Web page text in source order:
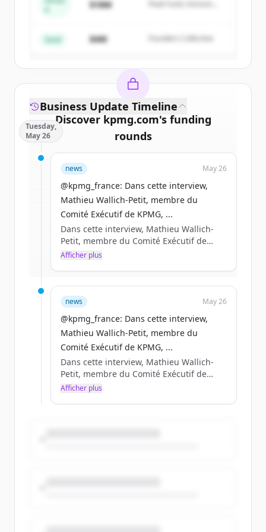
Create Free Account
Vous avez déjà un compte ? Se connecter
$18M
Peak Fund, Horizon
Seed $4M Founders Collective
Discover kpmg.com's funding
rounds
Sign up for free to view allfunding
rounds
New accounts include trial credits to
get started.
Create Free Account
Vous avez déjà un compte ?
Business Update Timeline
Tuesday,
May 26
news May 26
@kpmg_france: Dans cette interview,
Mathieu Wallich-Petit, membre du
Comité Exécutif de KPMG, ...
Dans cette interview, Mathieu Wallich-
Petit, membre du Comité Exécutif de
KPMG, partage sa lecturedes enjeux qui
du 17 au 20 juin pour transformer l’IA en
décisions, en compétitivité, en résilience
Afficher plus
news May 26
@kpmg_france: Dans cette interview,
Mathieu Wallich-Petit, membre du
Comité Exécutif de KPMG, ...
Dans cette interview, Mathieu Wallich-
Petit, membre du Comité Exécutif de
KPMG, partage sa lecturedes enjeux qui
Afficher plus